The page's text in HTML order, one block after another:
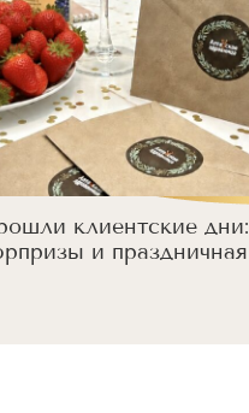
клиентские дни:
и праздничная